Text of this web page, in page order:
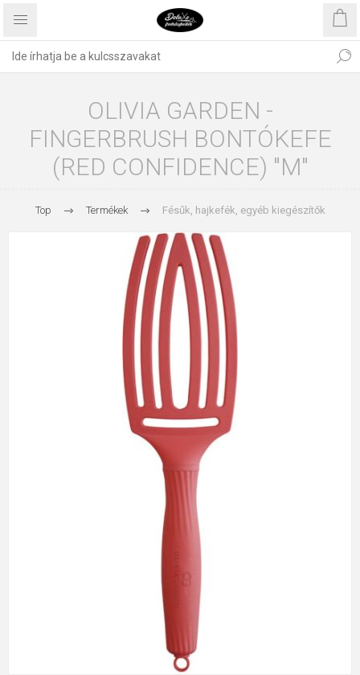
OLIVIA GARDEN -
FINGERBRUSH BONTÓKEFE
(RED CONFIDENCE) "M"
Top Termékek Fésűk, hajkefék, egyéb kiegészítők